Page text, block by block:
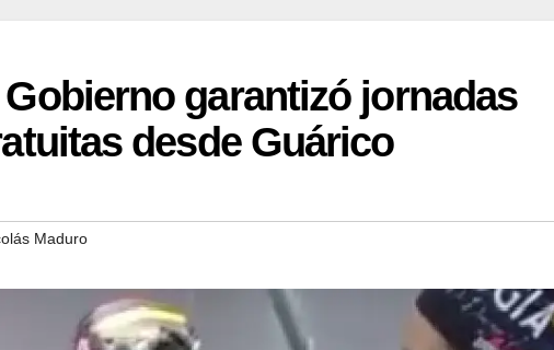
garantizó jornadas
desde Guárico
Maduro